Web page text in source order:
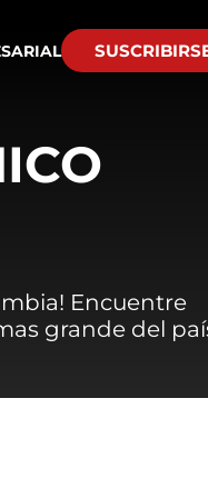
Encuentre
grande del